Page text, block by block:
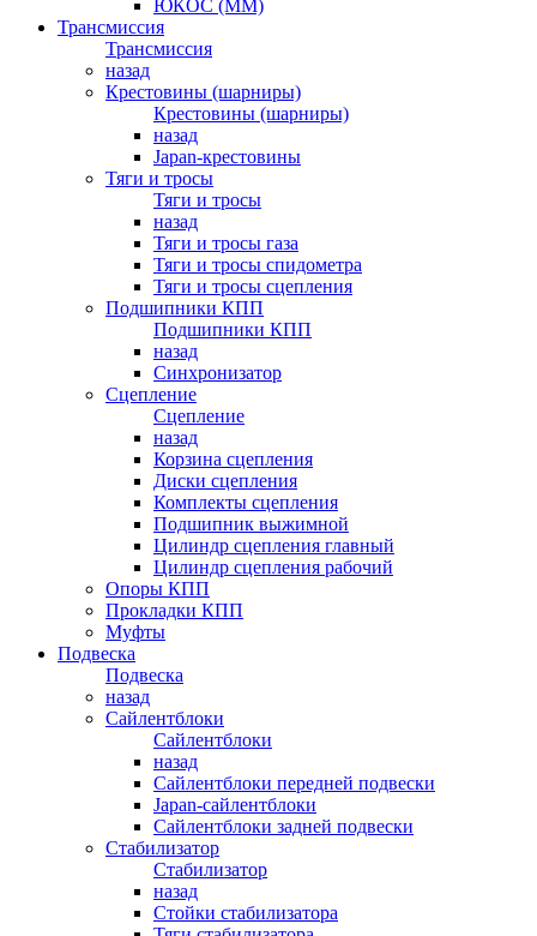
ЮКОС (ММ)
Трансмиссия
Трансмиссия
назад
Крестовины (шарниры)
Крестовины (шарниры)
назад
Japan-крестовины
Тяги и тросы
Тяги и тросы
назад
Тяги и тросы газа
Тяги и тросы спидометра
Тяги и тросы сцепления
Подшипники КПП
Подшипники КПП
назад
Синхронизатор
Сцепление
Сцепление
назад
Корзина сцепления
Диски сцепления
Комплекты сцепления
Подшипник выжимной
Цилиндр сцепления главный
Цилиндр сцепления рабочий
Опоры КПП
Прокладки КПП
Муфты
Подвеска
Подвеска
назад
Сайлентблоки
Сайлентблоки
назад
Сайлентблоки передней подвески
Japan-сайлентблоки
Сайлентблоки задней подвески
Стабилизатор
Стабилизатор
назад
Стойки стабилизатора